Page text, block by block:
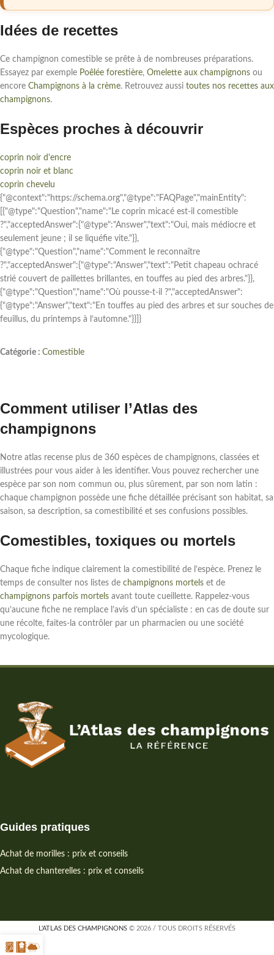
Idées de recettes
Ce champignon comestible se prête à de nombreuses préparations.
Essayez par exemple Poêlée forestière, Omelette aux champignons ou
encore Champignons à la crème. Retrouvez aussi toutes nos recettes aux
champignons.
Espèces proches à découvrir
coprin noir d'encre
coprin noir et blanc
coprin chevelu
{"@context":"https://schema.org","@type":"FAQPage","mainEntity":
[{"@type":"Question","name":"Le coprin micacé est-il comestible
?","acceptedAnswer":{"@type":"Answer","text":"Oui, mais médiocre et
seulement jeune ; il se liquéfie vite."}},
{"@type":"Question","name":"Comment le reconnaître
?","acceptedAnswer":{"@type":"Answer","text":"Petit chapeau ochracé
strié couvert de paillettes brillantes, en touffes au pied des arbres."}},
{"@type":"Question","name":"Où pousse-t-il ?","acceptedAnswer":
{"@type":"Answer","text":"En touffes au pied des arbres et sur souches de
feuillus, du printemps à l’automne."}}]}
Catégorie : Comestible
Comment utiliser l’Atlas des
champignons
Notre atlas recense plus de 360 espèces de champignons, classées et
illustrées pour vous aider à les identifier. Vous pouvez rechercher une
espèce par son nom commun ou, plus sûrement, par son nom latin :
chaque champignon possède une fiche détaillée précisant son habitat, sa
saison, sa description, sa comestibilité et ses confusions possibles.
Comestibles, toxiques ou mortels
Chaque fiche indique clairement la comestibilité de l’espèce. Prenez le
temps de consulter nos listes de champignons mortels et de
champignons parfois mortels avant toute cueillette. Rappelez-vous
qu’aucune fiche ne remplace l’avis d’un spécialiste : en cas de doute sur
une récolte, faites-la contrôler par un pharmacien ou une société
mycologique.
Guides pratiques
Achat de morilles : prix et conseils
Achat de chanterelles : prix et conseils
L'ATLAS DES CHAMPIGNONS © 2026 / TOUS DROITS RÉSERVÉS